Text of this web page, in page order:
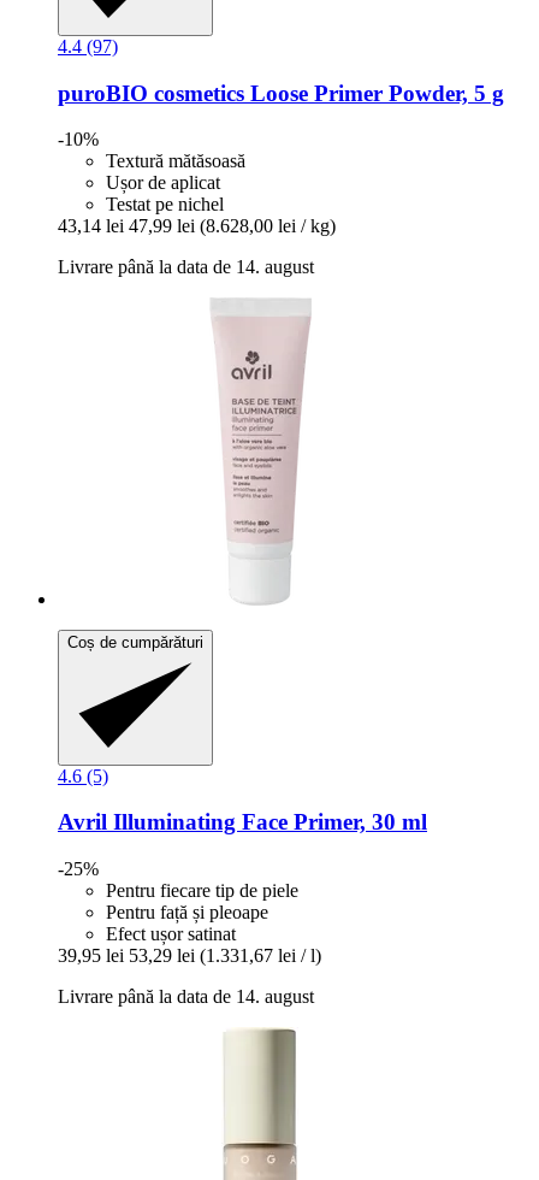
4.4 (97)
puroBIO cosmetics Loose Primer Powder, 5 g
-10%
Textură mătăsoasă
Ușor de aplicat
Testat pe nichel
43,14 lei 47,99 lei (8.628,00 lei / kg)
Livrare până la data de 14. august
Coș de cumpărături
4.6 (5)
Avril Illuminating Face Primer, 30 ml
-25%
Pentru fiecare tip de piele
Pentru față și pleoape
Efect ușor satinat
39,95 lei 53,29 lei (1.331,67 lei / l)
Livrare până la data de 14. august